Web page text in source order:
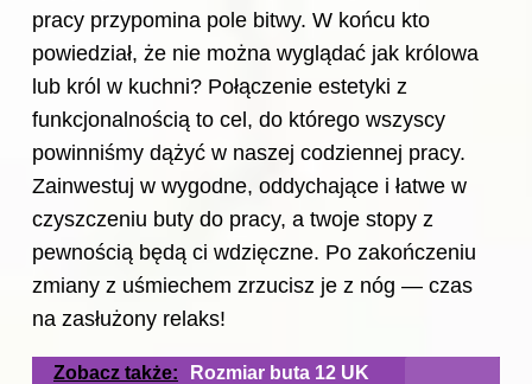
pracy przypomina pole bitwy. W końcu kto
powiedział, że nie można wyglądać jak królowa
lub król w kuchni? Połączenie estetyki z
funkcjonalnością to cel, do którego wszyscy
powinniśmy dążyć w naszej codziennej pracy.
Zainwestuj w wygodne, oddychające i łatwe w
czyszczeniu buty do pracy, a twoje stopy z
pewnością będą ci wdzięczne. Po zakończeniu
zmiany z uśmiechem zrzucisz je z nóg — czas
na zasłużony relaks!
Zobacz także:
Rozmiar buta 12 UK